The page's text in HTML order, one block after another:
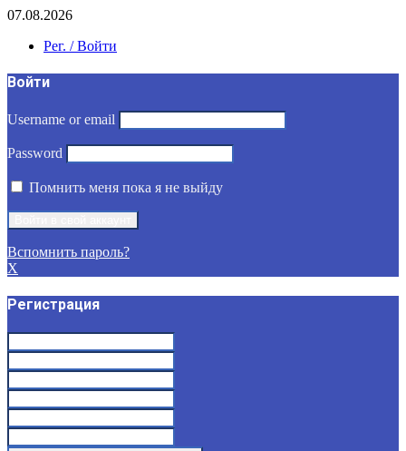
07.08.2026
Рег. / Войти
Войти
Username or email
Password
Помнить меня пока я не выйду
Вспомнить пароль?
X
Регистрация